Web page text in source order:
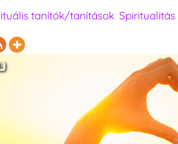
tanítók/tanítások, Spiritualitás,